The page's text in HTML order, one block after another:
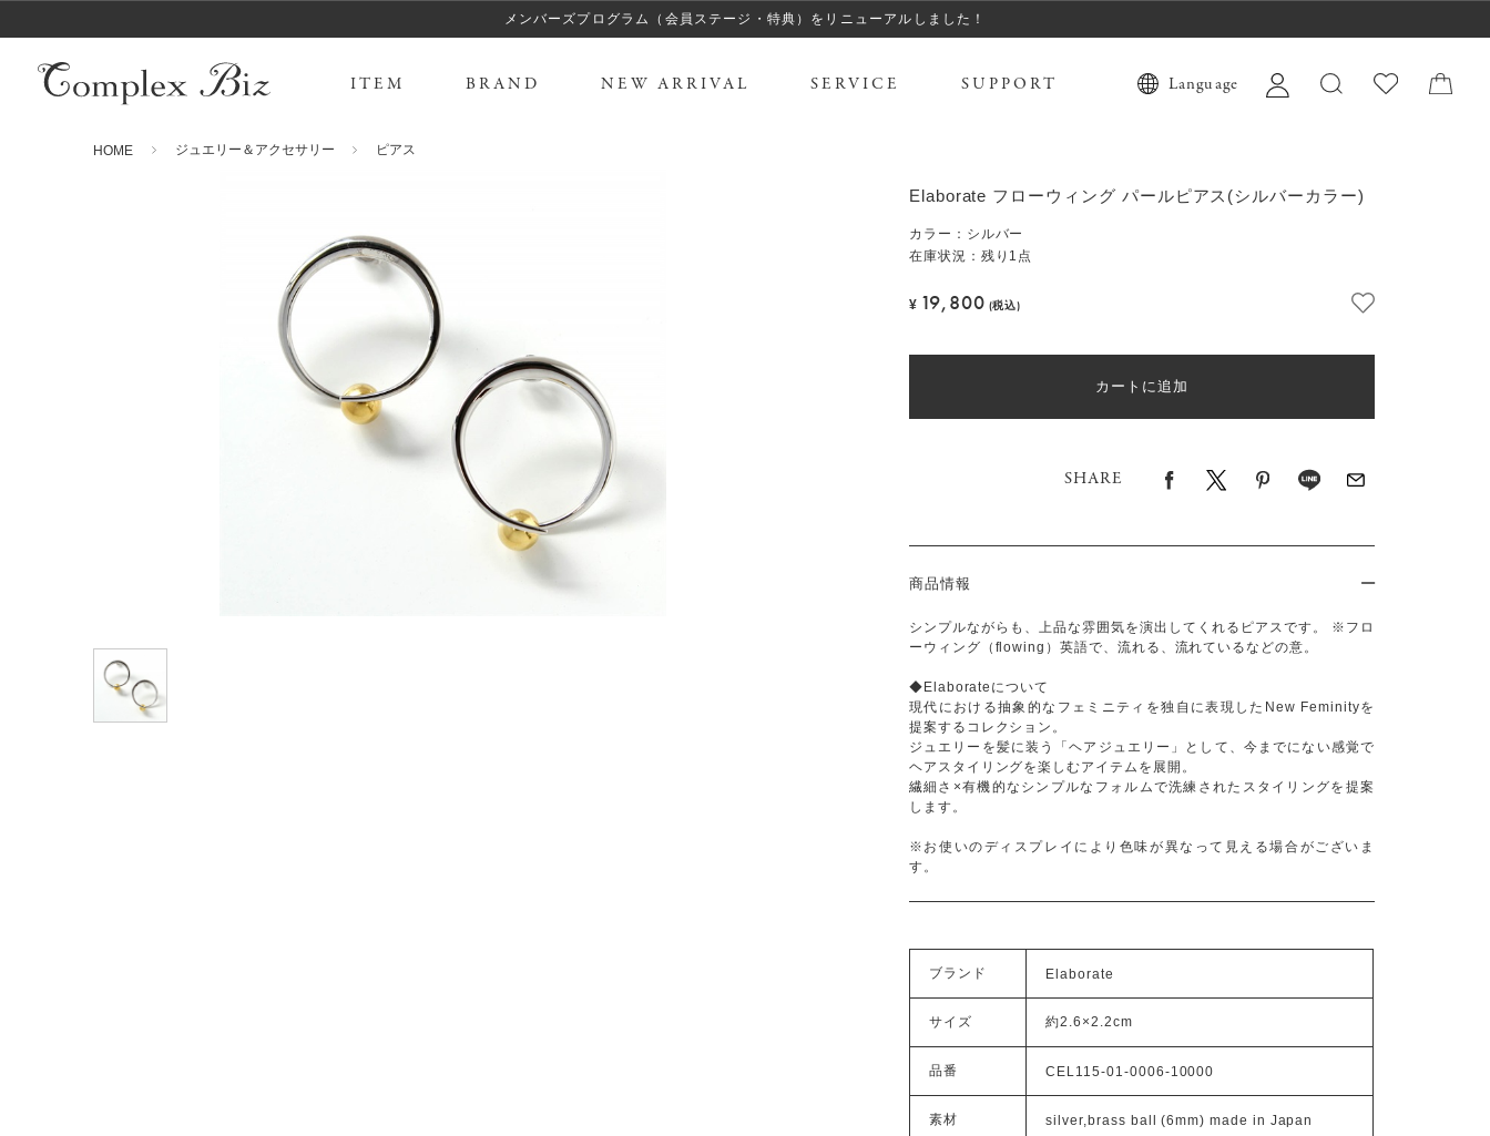
メンバーズプログラム（会員ステージ・特典）をリニューアルしました！
ITEM BRAND NEW ARRIVAL SERVICE SUPPORT Language
HOME ジュエリー＆アクセサリー ピアス
Elaborate フローウィング パールピアス(シルバーカラー)
カラー ： シルバー
在庫状況：残り1点
¥ 19,800 (税込)
カートに追加
SHARE
商品情報
シンプルながらも、上品な雰囲気を演出してくれるピアスです。 ※フロ
ーウィング（flowing）英語で、流れる、流れているなどの意。
◆Elaborateについて
現代における抽象的なフェミニティを独自に表現したNew Feminityを
提案するコレクション。
ジュエリーを髪に装う「ヘアジュエリー」として、今までにない感覚で
ヘアスタイリングを楽しむアイテムを展開。
繊細さ×有機的なシンプルなフォルムで洗練されたスタイリングを提案
します。
※お使いのディスプレイにより色味が異なって見える場合がございま
す。
ブランド Elaborate
サイズ 約2.6×2.2cm
品番 CEL115-01-0006-10000
素材 silver,brass ball (6mm) made in Japan